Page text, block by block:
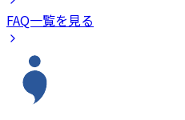
FAQ一覧を見る